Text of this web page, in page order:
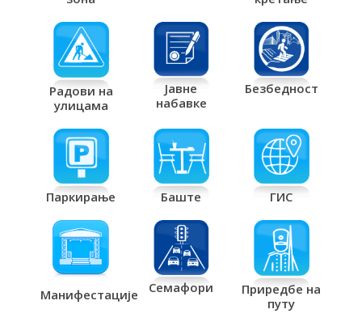
Радови на
улицама
Јавне
набавке
Безбедност
Паркирање Баште ГИС
Манифестације Семафори
Приредбе на
путу